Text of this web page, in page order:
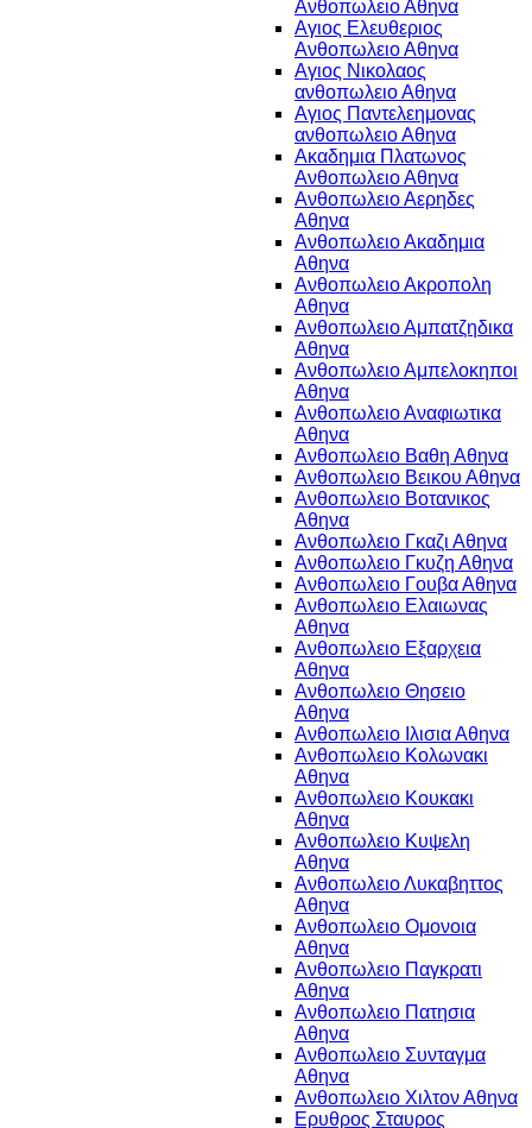
Ανθοπωλειο Αθηνα
Αγιος Ελευθεριος
Ανθοπωλειο Αθηνα
Αγιος Νικολαος
ανθοπωλειο Αθηνα
Αγιος Παντελεημονας
ανθοπωλειο Αθηνα
Ακαδημια Πλατωνος
Ανθοπωλειο Αθηνα
Ανθοπωλειο Αερηδες
Αθηνα
Ανθοπωλειο Ακαδημια
Αθηνα
Ανθοπωλειο Ακροπολη
Αθηνα
Ανθοπωλειο Αμπατζηδικα
Αθηνα
Ανθοπωλειο Αμπελοκηποι
Αθηνα
Ανθοπωλειο Αναφιωτικα
Αθηνα
Ανθοπωλειο Βαθη Αθηνα
Ανθοπωλειο Βεικου Αθηνα
Ανθοπωλειο Βοτανικος
Αθηνα
Ανθοπωλειο Γκαζι Αθηνα
Ανθοπωλειο Γκυζη Αθηνα
Ανθοπωλειο Γουβα Αθηνα
Ανθοπωλειο Ελαιωνας
Αθηνα
Ανθοπωλειο Εξαρχεια
Αθηνα
Ανθοπωλειο Θησειο
Αθηνα
Ανθοπωλειο Ιλισια Αθηνα
Ανθοπωλειο Κολωνακι
Αθηνα
Ανθοπωλειο Κουκακι
Αθηνα
Ανθοπωλειο Κυψελη
Αθηνα
Ανθοπωλειο Λυκαβηττος
Αθηνα
Ανθοπωλειο Ομονοια
Αθηνα
Ανθοπωλειο Παγκρατι
Αθηνα
Ανθοπωλειο Πατησια
Αθηνα
Ανθοπωλειο Συνταγμα
Αθηνα
Ανθοπωλειο Χιλτον Αθηνα
Ερυθρος Σταυρος